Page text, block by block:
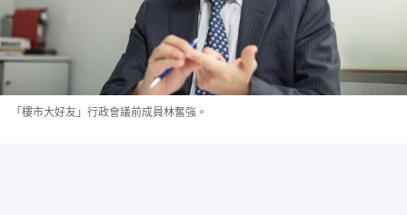
「樓市大好友」行政會議前成員林奮強。